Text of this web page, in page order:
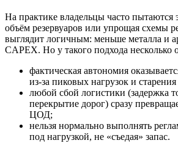
На практике владельцы часто пытаются
объём резервуаров или упрощая схемы
выглядит логичным: меньше металла и
CAPEX. Но у такого подхода несколько
фактическая автономия
из‑за пиковых нагрузок и
любой сбой логистики (задержка
перекрытие дорог) сразу
ЦОД;
нельзя нормально выполнять
под нагрузкой, не «съедая» запас.